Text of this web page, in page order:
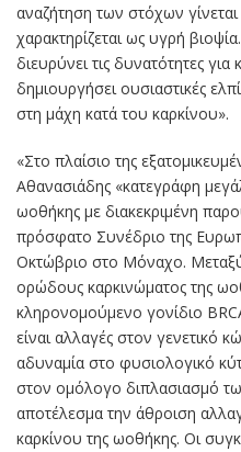
αναζήτηση των στόχων γίνεται
χαρακτηρίζεται ως υγρή
διευρύνει τις δυνατότητες για
δημιουργήσει ουσιαστικές
στη μάχη κατά του καρκίνου».
«Στο πλαίσιο της
Αθανασιάδης «κατεγράφη
ωοθήκης με διακεκριμένη
πρόσφατο Συνέδριο της
Οκτώβριο στο Μόναχο.
ορώδους καρκινώματος της
κληρονομούμενο γονίδιο
είναι αλλαγές στον γενετικό
αδυναμία στο φυσιολογικό
στον ομόλογο διπλασιασμό
αποτέλεσμα την άθροιση
καρκίνου της ωοθήκης. Οι